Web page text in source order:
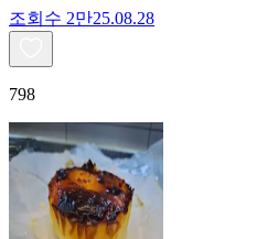
조회수 2만25.08.28
798